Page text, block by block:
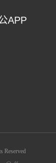
APP
Reserved